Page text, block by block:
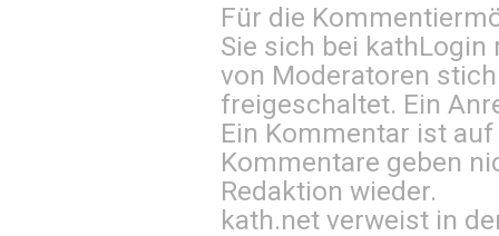
Für die
Sie sich bei kathLogin
von Moderatoren
freigeschaltet. Ein
Ein Kommentar ist
Kommentare geben
Redaktion wieder.
kath.net verweist in